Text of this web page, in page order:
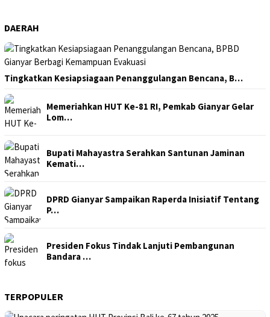
DAERAH
Tingkatkan Kesiapsiagaan Penanggulangan Bencana, B…
Memeriahkan HUT Ke-81 RI, Pemkab Gianyar Gelar
Lom…
Bupati Mahayastra Serahkan Santunan Jaminan
Kemati…
DPRD Gianyar Sampaikan Raperda Inisiatif Tentang
P…
Presiden Fokus Tindak Lanjuti Pembangunan
Bandara …
TERPOPULER